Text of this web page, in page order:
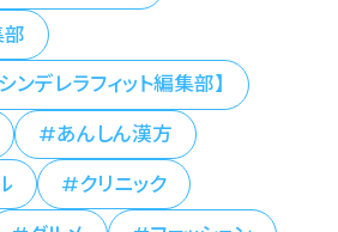
ンデレラフィット編集部】
あんしん漢方
クリニック